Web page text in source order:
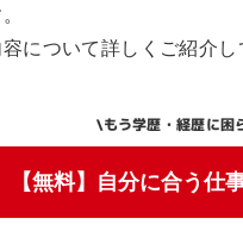
について詳しくご紹介し
\もう学歴・経歴に困
【無料】自分に合う仕